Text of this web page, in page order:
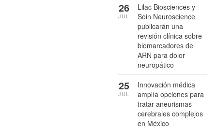
Lilac Biosciences y
Soin Neuroscience
publicarán una
revisión clínica sobre
biomarcadores de
ARN para dolor
neuropático
26
JUL
Innovación médica
amplía opciones para
tratar aneurismas
cerebrales complejos
en México
25
JUL